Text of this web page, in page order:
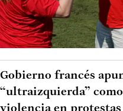
Gobierno francés
“ultraizquierda”